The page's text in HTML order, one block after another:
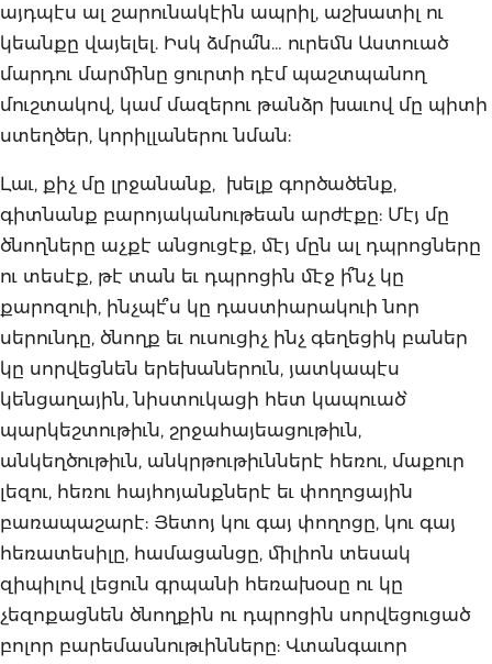
այդպէս ալ շարունակէին ապրիլ, աշխատիլ ու
կեանքը վայելել. Իսկ ձմրա՞ն… ուրեմն Աստուած
մարդու մարմինը ցուրտի դէմ պաշտպանող
մուշտակով, կամ մազերու թանձր խաւով մը պիտի
ստեղծեր, կորիլլաներու նման:
Լաւ, քիչ մը լրջանանք, խելք գործածենք,
գիտնանք բարոյականութեան արժէքը: Մէյ մը
ծնողները աչքէ անցուցէք, մէյ մըն ալ դպրոցները
ու տեսէք, թէ տան եւ դպրոցին մէջ ի՞նչ կը
քարոզուի, ինչպէ՞ս կը դաստիարակուի նոր
սերունդը, ծնողք եւ ուսուցիչ ինչ գեղեցիկ բաներ
կը սորվեցնեն երեխաներուն, յատկապէս
կենցաղային, նիստուկացի հետ կապուած՝
պարկեշտութիւն, շրջահայեացութիւն,
անկեղծութիւն, անկրթութիւններէ հեռու, մաքուր
լեզու, հեռու հայհոյանքներէ եւ փողոցային
բառապաշարէ: Յետոյ կու գայ փողոցը, կու գայ
հեռատեսիլը, համացանցը, միլիոն տեսակ
զիպիլով լեցուն գրպանի հեռախօսը ու կը
չեզոքացնեն ծնողքին ու դպրոցին սորվեցուցած
բոլոր բարեմասնութւինները: Վտանգաւոր